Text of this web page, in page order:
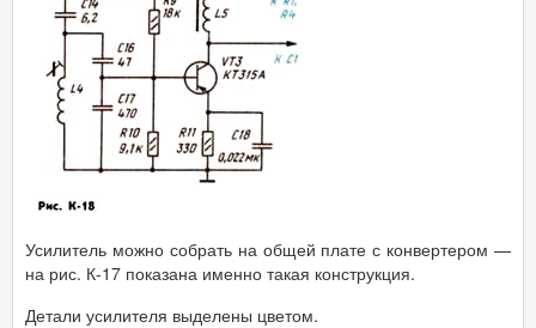
Усилитель можно собрать на общей плате с конвертером —
на рис. К-17 показана именно такая конструкция.
Детали усилителя выделены цветом.